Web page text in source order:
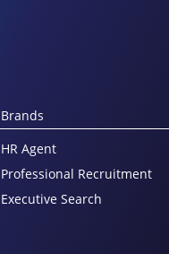
HR Agent
Professional Recruitment
Executive Search